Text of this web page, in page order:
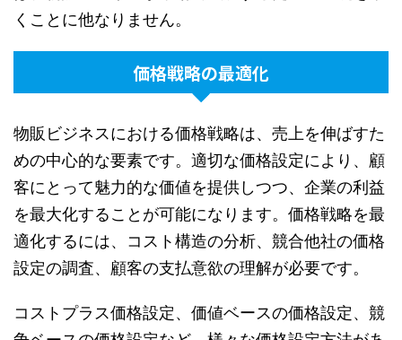
くことに他なりません。
価格戦略の最適化
物販ビジネスにおける価格戦略は、売上を伸ばすた
めの中心的な要素です。適切な価格設定により、顧
客にとって魅力的な価値を提供しつつ、企業の利益
を最大化することが可能になります。価格戦略を最
適化するには、コスト構造の分析、競合他社の価格
設定の調査、顧客の支払意欲の理解が必要です。
コストプラス価格設定、価値ベースの価格設定、競